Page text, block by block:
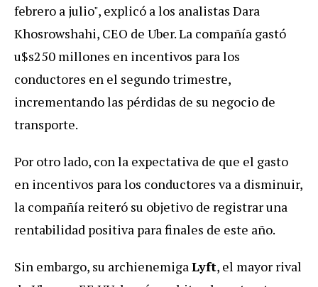
febrero a julio", explicó a los analistas Dara
Khosrowshahi, CEO de Uber. La compañía gastó
u$s250 millones en incentivos para los
conductores en el segundo trimestre,
incrementando las pérdidas de su negocio de
transporte.
Por otro lado, con la expectativa de que el gasto
en incentivos para los conductores va a disminuir,
la compañía reiteró su objetivo de registrar una
rentabilidad positiva para finales de este año.
Sin embargo, su archienemigaLyft, el mayor rival